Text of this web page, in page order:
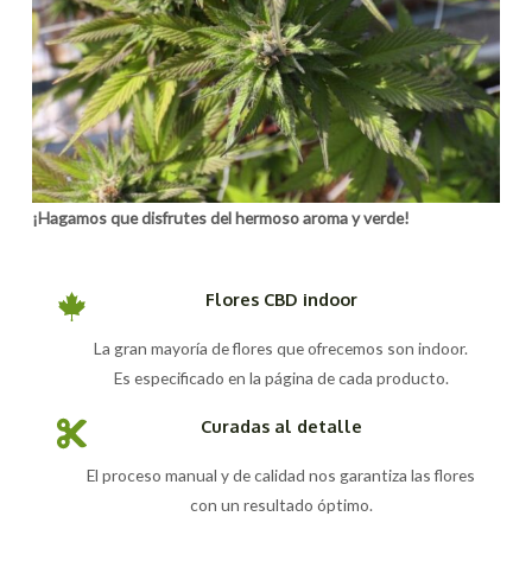
¡Hagamos que disfrutes del hermoso aroma y verde!
Flores CBD indoor
La gran mayoría de flores que ofrecemos son indoor.
Es especificado en la página de cada producto.
Curadas al detalle
El proceso manual y de calidad nos garantiza las flores
con un resultado óptimo.